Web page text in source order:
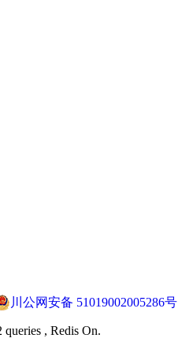
川公网安备 51019002005286号
queries , Redis On.